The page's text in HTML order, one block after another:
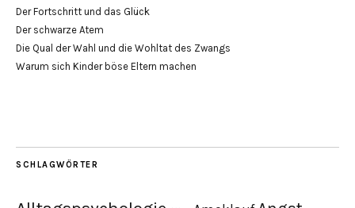
Der Fortschritt und das Glück
Der schwarze Atem
Die Qual der Wahl und die Wohltat des Zwangs
Warum sich Kinder böse Eltern machen
SCHLAGWÖRTER